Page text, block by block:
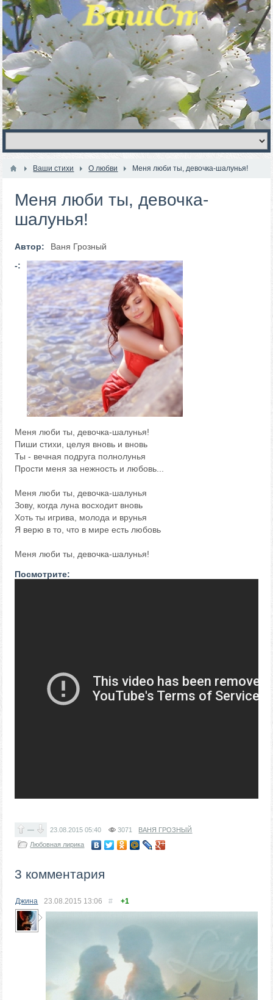
Ваши стихи О любви Меня люби ты, девочка-шалунья!
Меня люби ты, девочка-
шалунья!
Автор:
Ваня Грозный
-:
Меня люби ты, девочка-шалунья!
Пиши стихи, целуя вновь и вновь
Ты - вечная подруга полнолунья
Прости меня за нежность и любовь...
Меня люби ты, девочка-шалунья
Зову, когда луна восходит вновь
Хоть ты игрива, молода и врунья
Я верю в то, что в мире есть любовь
Меня люби ты, девочка-шалунья!
Посмотрите:
— 23.08.201505:40 3071
ВАНЯ ГРОЗНЫЙ
Любовная лирика
3 комментария
Джина 23.08.2015 13:06 # +1